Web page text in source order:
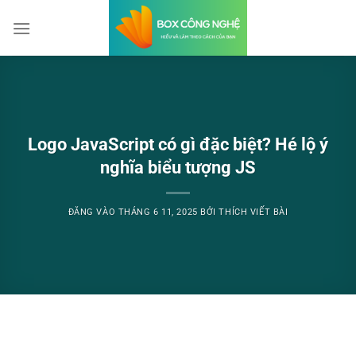
qua
Logo JavaScript có gì đặc biệt? Hé lộ ý
nghĩa biểu tượng JS
ĐĂNG VÀO THÁNG 6 11, 2025 BỞITHÍCH VIẾT BÀI